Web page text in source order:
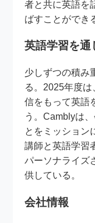
者と共に英語を
ばすことができ
英語学習を通
少しずつの積み
る。2025年度
信をもって英語
う。Camblyは
とをミッション
講師と英語学習
パーソナライズ
供している。
会社情報